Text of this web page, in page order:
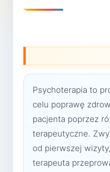
Psychoterapia to
celu poprawę
pacjenta poprzez
terapeutyczne.
od pierwszej
terapeuta